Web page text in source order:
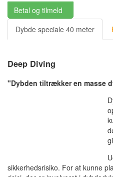
Betal og tilmeld
Dybde speciale 40 meter
Deep Diving
"Dybden tiltrækker en masse
sikkerhedsrisiko. For at kunne